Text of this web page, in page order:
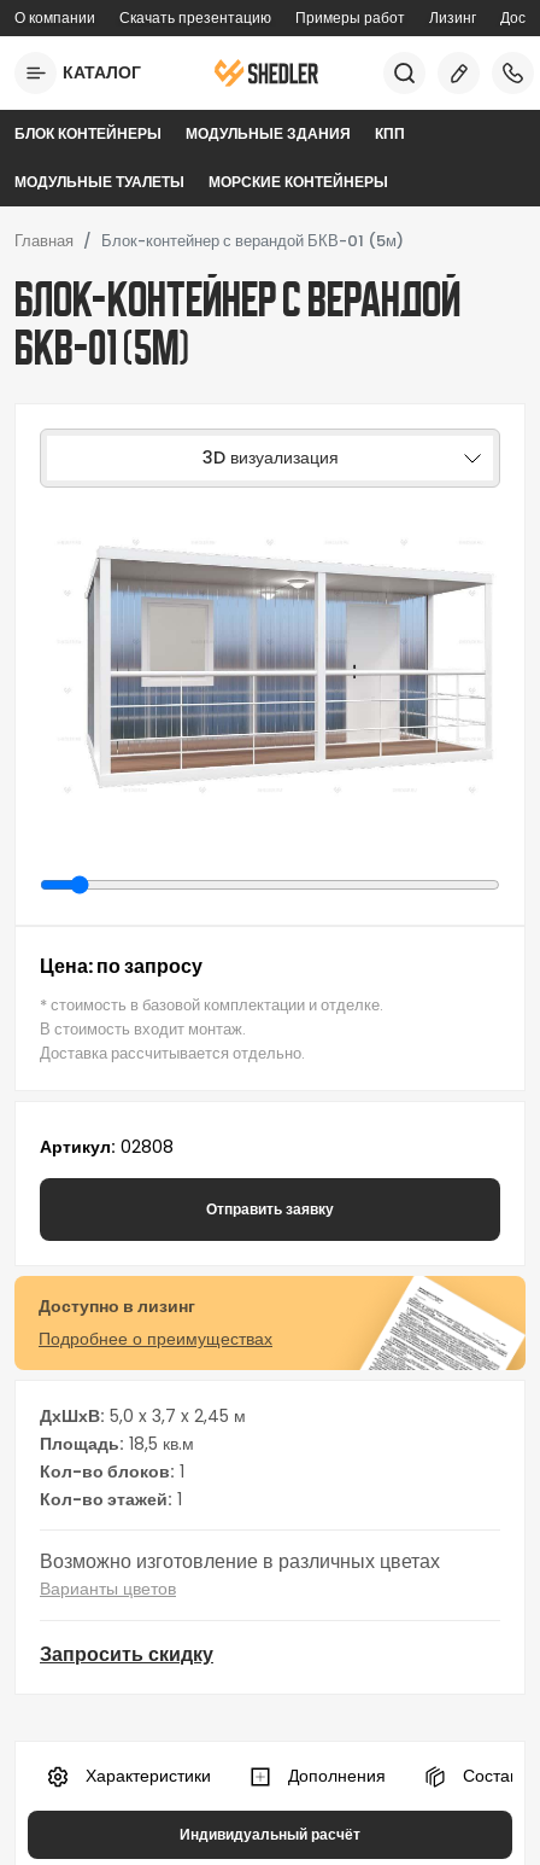
Перейти к основному содержанию
topmenu
О компании Скачать презентацию Примеры работ Лизинг
КАТАЛОГ
mobilemenu
БЛОК КОНТЕЙНЕРЫ МОДУЛЬНЫЕ ЗДАНИЯ КПП
МОДУЛЬНЫЕ ТУАЛЕТЫ МОРСКИЕ КОНТЕЙНЕРЫ
Главная Блок-контейнер с верандой БКВ-01 (5м)
Блок-контейнер с верандой
БКВ-01 (5м)
3D визуализация
Цена: по запросу
* стоимость в базовой комплектации и отделке.
В стоимость входит монтаж.
Доставка рассчитывается отдельно.
Артикул 02808
Отправить заявку
Доступно в лизинг
Подробнее о преимуществах
ДхШхВ 5,0 x 3,7 x 2,45 м
Площадь 18,5 кв.м
Кол-во блоков 1
Кол-во этажей 1
Возможно изготовление в различных цветах
Варианты цветов
Запросить скидку
Характеристики Дополнения Состав
Индивидуальный расчёт